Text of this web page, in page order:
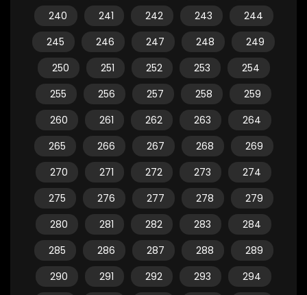
240
241 242 243
244
245
246 247 248
249
250
251 252 253
254
255
256 257 258
259
260
261 262 263
264
265
266 267 268
269
270
271 272 273
274
275
276 277 278
279
280
281 282 283
284
285
286 287 288
289
290
291 292 293
294